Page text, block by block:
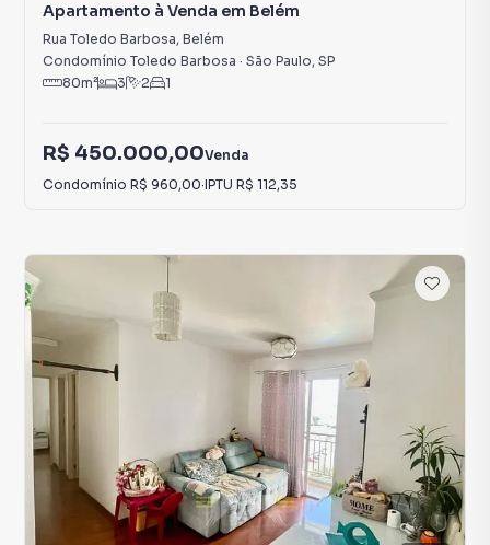
Apartamento à Venda em Belém
Rua Toledo Barbosa, Belém
Condomínio Toledo Barbosa · São Paulo, SP
80m² 3 2 1
R$ 450.000,00Venda
Condomínio R$ 960,00·IPTU R$ 112,35